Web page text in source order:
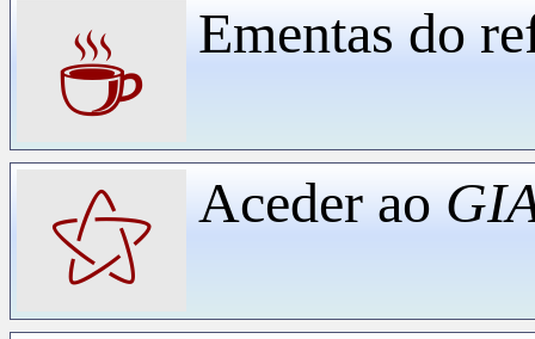
☕ Ementas do
⚝ Aceder ao